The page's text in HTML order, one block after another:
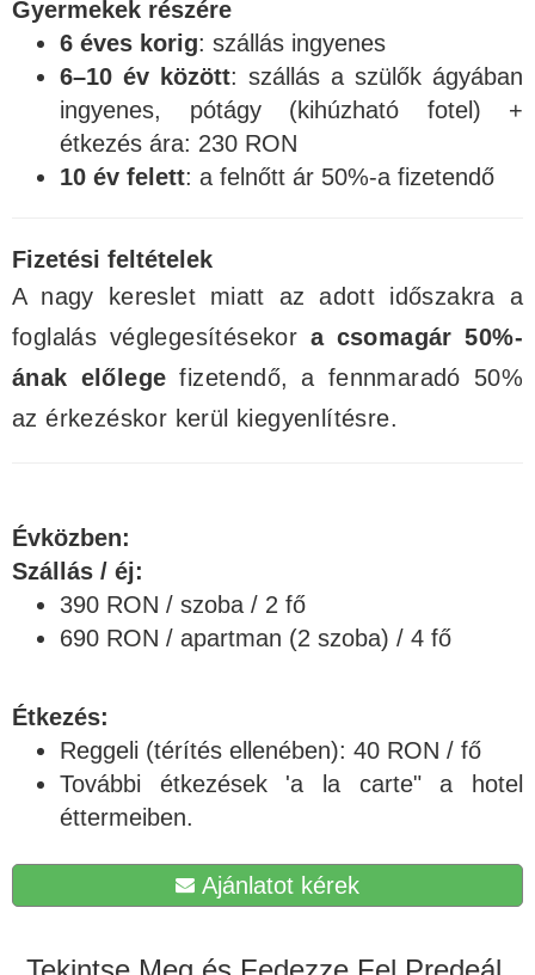
Gyermekek részére
6 éves korig: szállás ingyenes
6–10 év között: szállás a szülők ágyában
ingyenes, pótágy (kihúzható fotel) +
étkezés ára: 230 RON
10 év felett: a felnőtt ár 50%-a fizetendő
Fizetési feltételek
A nagy kereslet miatt az adott időszakra a
foglalás véglegesítésekor a csomagár 50%-
ának előlege fizetendő, a fennmaradó 50%
az érkezéskor kerül kiegyenlítésre.
Évközben:
Szállás / éj:
390 RON / szoba / 2 fő
690 RON / apartman (2 szoba) / 4 fő
Étkezés:
Reggeli (térítés ellenében): 40 RON / fő
További étkezések 'a la carte" a hotel
éttermeiben.
Ajánlatot kérek